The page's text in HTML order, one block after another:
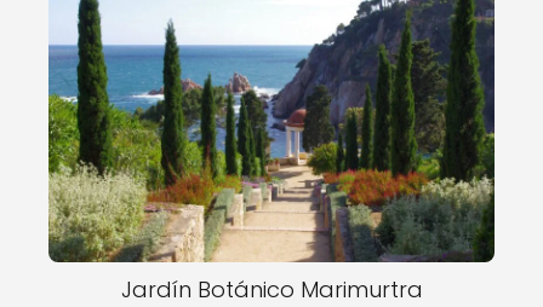
Jardín Botánico Marimurtra